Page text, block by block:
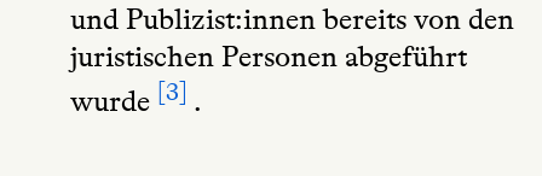
und Publizist:innen bereits von den
juristischen Personen abgeführt
wurde 3 .